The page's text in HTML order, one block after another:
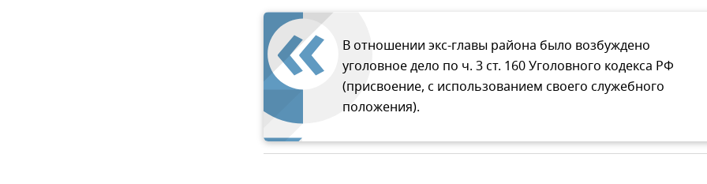
В отношении экс-главы района было возбуждено
уголовное дело по ч. 3 ст. 160 Уголовного кодекса РФ
(присвоение, с использованием своего служебного
положения).